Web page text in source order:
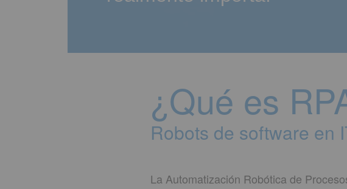
¿Qué es
Robots de software en
La Automatización Robótica de